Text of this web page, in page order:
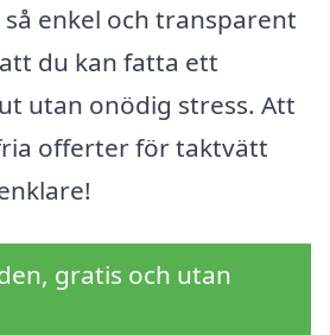
enkel och transparent
du kan fatta ett
utan onödig stress. Att
offerter för taktvätt
gratis och utan